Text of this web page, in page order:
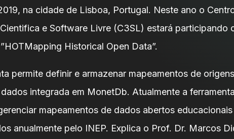
na cidade de Lisboa, Portugal. Neste ano o
e Software Livre (C3SL) estará participando
Historical Open Data”.
permite definir e armazenar mapeamentos de
integrada em MonetDb. Atualmente a
mapeamentos de dados abertos educacionais
anualmente pelo INEP. Explica o Prof. Dr. Marcos